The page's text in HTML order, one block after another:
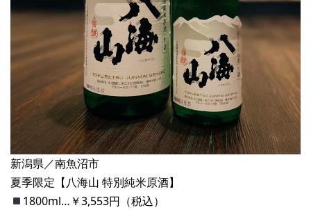
新潟県／南魚沼市
夏季限定【八海山 特別純米原酒】
1800ml…￥3,553円（税込）